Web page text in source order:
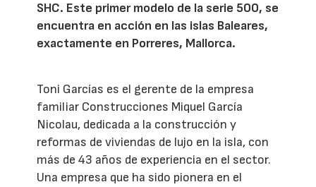
SHC. Este primer modelo de la serie 500, se
encuentra en acción en las islas Baleares,
exactamente en Porreres, Mallorca.
Toni Garcías es el gerente de la empresa
familiar Construcciones Miquel García
Nicolau, dedicada a la construcción y
reformas de viviendas de lujo en la isla, con
más de 43 años de experiencia en el sector.
Una empresa que ha sido pionera en el